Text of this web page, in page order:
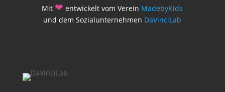
Mit ❤ entwickelt vom Verein MadebyKids
und dem Sozialunternehmen DaVinciLab